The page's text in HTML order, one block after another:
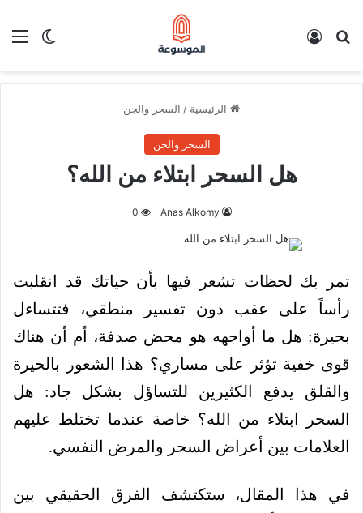
الوضع بحث عن
الرئيسية / السحر والجن
السحر والجن
هل السحر ابتلاء من الله؟
Anas Alkomy
0
تمر بك لحظات تشعر فيها بأن حياتك قد انقلبت
رأساً على عقب دون تفسير منطقي، فتتساءل
بحيرة: هل ما أواجهه هو محض صدفة، أم أن هناك
قوى خفية تؤثر على مساري؟ هذا الشعور بالحيرة
والقلق يدفع الكثيرين للتساؤل بشكل جاد: هل
السحر ابتلاء من الله؟ خاصة عندما تختلط عليهم
العلامات بين أعراض السحر والمرض النفسي.
في هذا المقال، ستكتشف الفرق الحقيقي بين